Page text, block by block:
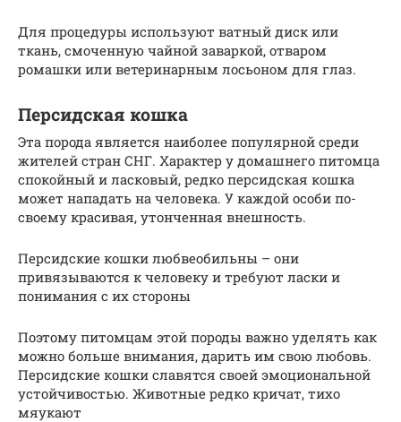
Для процедуры используют ватный диск или
ткань, смоченную чайной заваркой, отваром
ромашки или ветеринарным лосьоном для глаз.
Персидская кошка
Эта порода является наиболее популярной среди
жителей стран СНГ. Характер у домашнего питомца
спокойный и ласковый, редко персидская кошка
может нападать на человека. У каждой особи по-
своему красивая, утонченная внешность.
Персидские кошки любвеобильны – они
привязываются к человеку и требуют ласки и
понимания с их стороны
Поэтому питомцам этой породы важно уделять как
можно больше внимания, дарить им свою любовь.
Персидские кошки славятся своей эмоциональной
устойчивостью. Животные редко кричат, тихо
мяукают